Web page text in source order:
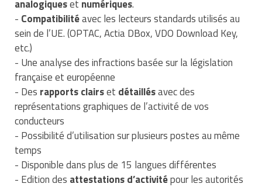
Ustensile cuisine professionnel
Vêtements personnalisés
Vitrines pour magasin
Traitement de l'air
Traitement des eaux
Trancheuse professionnelle
Transformateur électrique
Tubes et profilés
Tuyau flexible
Tuyau galvanisé
Tapis de bureau
Tapis et caillebotis
Traitement des surfaces
Traitement du linge
Vestiaires et casiers
Equipements de football
Equipements de karting
Equipements pour patinage
Equipements pour roller
Equipements pour skateboard
Equipements pour stade et terrain
sportif
Pétrin professionnel
Piano de cuisson
Plats et plateaux
Pompes à sauce
Portes commandes restaurant
Présentoir pour restaurant
Réchaud professionnel
analogiqueset numériques.
- Compatibilitéavec les lecteurs standards utilisés au
sein de l’UE. (OPTAC, Actia DBox, VDO Download Key,
etc.)
- Une analyse des infractions basée sur la législation
française et européenne
- Des rapports clairset détaillésavec des
représentations graphiques de l’activité de vos
conducteurs
- Possibilité d’utilisation sur plusieurs postes au même
temps
- Disponible dans plus de 15 langues différentes
- Edition des attestations d’activitépour les autorités